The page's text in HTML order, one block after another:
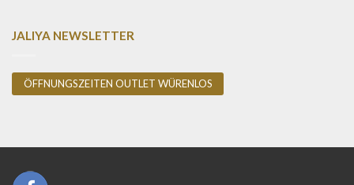
JALIYA NEWSLETTER
ÖFFNUNGSZEITEN OUTLET WÜRENLOS